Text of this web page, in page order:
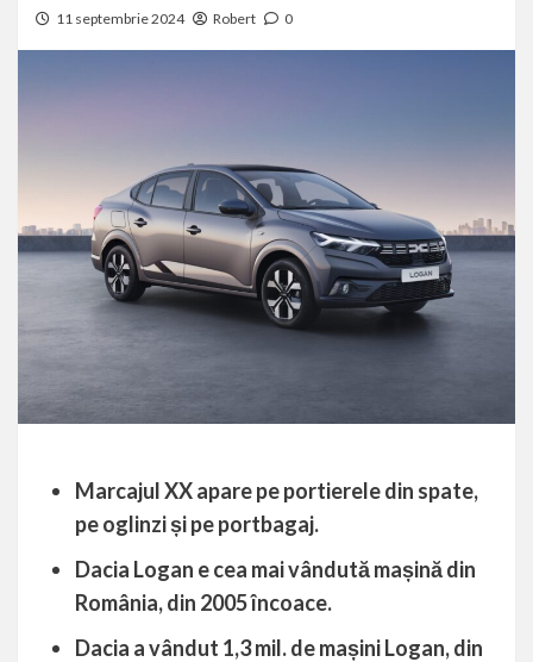
11 septembrie 2024 Robert 0
Marcajul XX apare pe portierele din spate,
pe oglinzi și pe portbagaj.
Dacia Logan e cea mai vândută mașină din
România, din 2005 încoace.
Dacia a vândut 1,3 mil. de mașini Logan, din